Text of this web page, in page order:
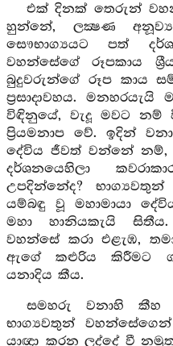
එක් දිනක් තෙරුන්
හුන්නේ, ලක්‍ෂණ
සෞභාග්‍යයට පත්
වහන්සේගේ රූපකාය
බුදුවරුන්ගේ රූප කාය
ප්‍රසාදාවහය.
විඳිනුයේ, වැදූ මවට නම්
ප්‍රියමනාප වේ. ඉදින්
දේවිය ජීවත් වන්නේ
දර්ශනයෙහිලා
උපදින්නේද?
යම්බඳු වූ මහාමායා
මහා හානියකැයි
වහන්සේ කරා එළැඹ,
ඇගේ කළුරිය කිරීමට
යනාදිය කීය.
සමහරු වනාහි කීහ
භාග්‍යවතුන්
යාඥා කරන ලද්දේ වී